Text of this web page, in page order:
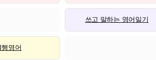
쓰고 말하는 영어일기
행영어